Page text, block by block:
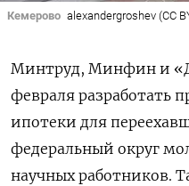
Кемерово alexandergroshev (CC
Минтруд, Минфин и
февраля разработать
ипотеки для
федеральный округ
научных работников.